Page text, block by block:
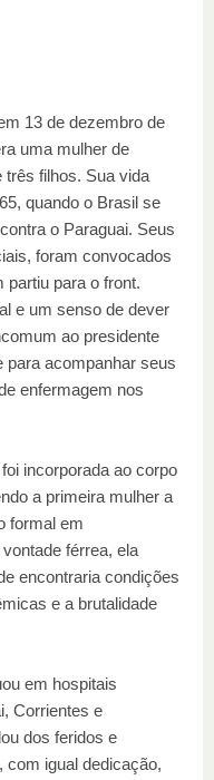
13 de dezembro de
uma mulher de
três filhos. Sua vida
quando o Brasil se
o Paraguai. Seus
foram convocados
partiu para o front.
e um senso de dever
ao presidente
para acompanhar seus
enfermagem nos
incorporada ao corpo
a primeira mulher a
formal em
férrea, ela
encontraria condições
e a brutalidade
em hospitais
Corrientes e
dos feridos e
com igual dedicação,